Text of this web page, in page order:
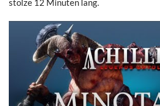
stolze 12 Minuten lang.